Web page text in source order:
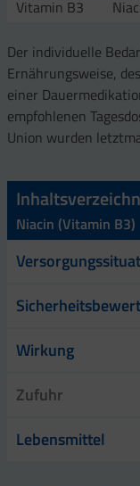
Vitamin B3
Der individuelle
Ernährungsweise,
einer
empfohlenen
Union wurden
Niacin (Vitamin B3)
Wirkung
Zufuhr
Lebensmittel